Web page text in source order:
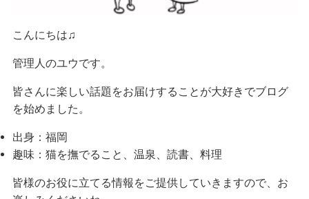
こんにちは♫
管理人のユウです。
皆さんに楽しい話題をお届けすることが大好きでブログ
を始めました。
出身：福岡
趣味：猫を撫でること、温泉、読書、料理
皆様のお役に立てる情報をご提供していきますので、お